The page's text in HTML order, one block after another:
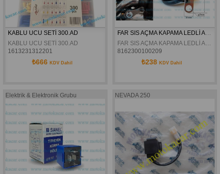
KABLU UCU SETİ 300.AD
KABLU UCU SETİ 300.AD
1613231312201
₺666 KDV Dahil
FAR SIS AÇMA KAPAMA LEDLİ ANAHTAR ÜNİVERSAL
FAR SIS AÇMA KAPAMA LEDLİ ANAHTAR ÜNİVERSAL
8162300100209
₺238 KDV Dahil
Elektrik & Elektronik Grubu NEVADA 250